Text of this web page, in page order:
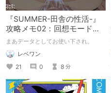
『SUMMER-田舎の性活-』
攻略メモ02：回想モード解
放条件（３～10Ｐ）＋バグ
まあデータとしてお使い下され。
レベワン
21
0 8 分